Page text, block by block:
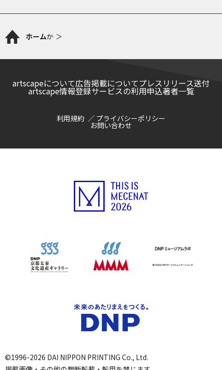
ホームか
artscapeについて広告掲載についてプレスリリース送付
artscape情報登録サービスの利用申込著者一覧
利用規約 プライバシーポリシー
お問い合わせ
©1996-2026 DAI NIPPON PRINTING Co., Ltd.